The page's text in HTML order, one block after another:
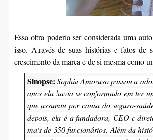
Essa obra poderia ser considerada uma
isso. Através de suas histórias e fatos
crescimento da marca e de si mesma como
Sinopse: Sophia Amoruso passou a
anos ela havia se conformado em ter
que assumiu por causa do seguro-
depois, ela é a fundadora, CEO e
mais de 350 funcionários. Além da